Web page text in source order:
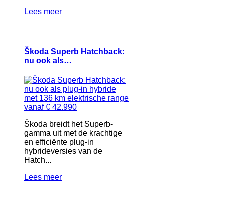
Lees meer
Škoda Superb Hatchback:
nu ook als…
Škoda breidt het Superb-
gamma uit met de krachtige
en efficiënte plug-in
hybrideversies van de
Hatch...
Lees meer